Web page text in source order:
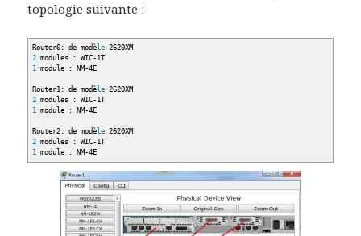
topologie suivante :
Router0: de modè le 2620XM
2 modules : WIC-1T
1 module : NM-4E
Router1: de modè le 2620XM
2 modules : WIC-1T
1 module : NM-4E
Router2: de modè le 2620XM
2 modules : WIC-1T
1 module : NM-4E